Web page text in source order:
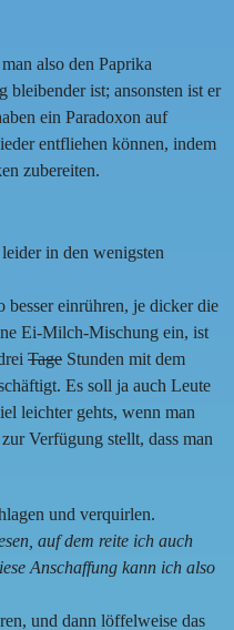
also den Paprika
ist; ansonsten ist er
ein Paradoxon auf
entfliehen können, indem
zubereiten.
in den wenigsten
besser einrühren, je dicker die
Ei-Milch-Mischung ein, ist
Tage Stunden mit dem
Es soll ja auch Leute
leichter gehts, wenn man
Verfügung stellt, dass man
und verquirlen.
auf dem reite ich auch
Anschaffung kann ich also
und dann löffelweise das